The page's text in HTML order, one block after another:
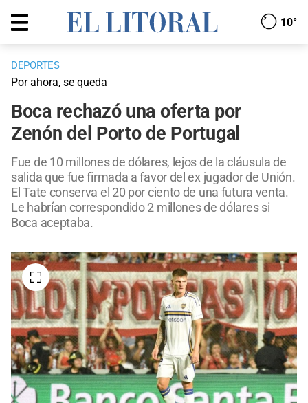
10°
DEPORTES
Por ahora, se queda
Boca rechazó una oferta por
Zenón del Porto de Portugal
Fue de 10 millones de dólares, lejos de la cláusula de
salida que fue firmada a favor del ex jugador de Unión.
El Tate conserva el 20 por ciento de una futura venta.
Le habrían correspondido 2 millones de dólares si
Boca aceptaba.